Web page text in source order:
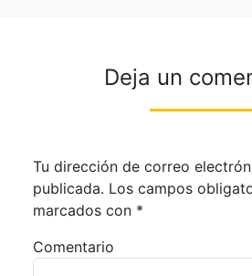
Deja un
Tu dirección de correo
publicada. Los campos
marcados con *
Comentario